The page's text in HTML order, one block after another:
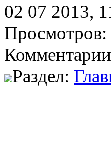
02 07 2013,
Просмотров:
Раздел: